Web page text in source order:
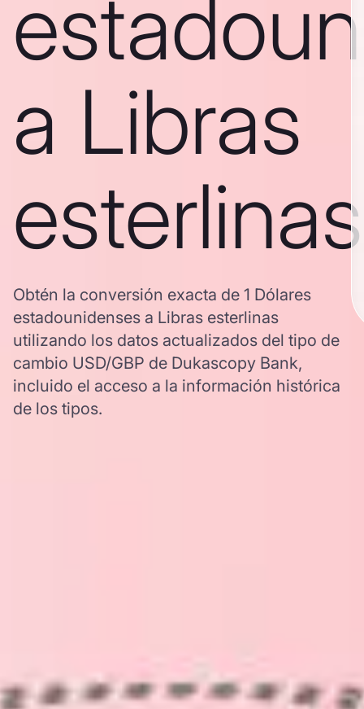
a Libras
esterlinas
Obtén la conversión exacta de 1 Dólares
estadounidenses a Libras esterlinas
utilizando los datos actualizados del tipo de
cambio USD/GBP de Dukascopy Bank,
incluido el acceso a la información histórica
de los tipos.